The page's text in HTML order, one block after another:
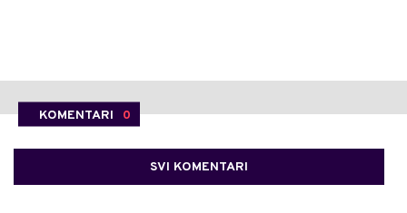
KOMENTARI 0
SVI KOMENTARI